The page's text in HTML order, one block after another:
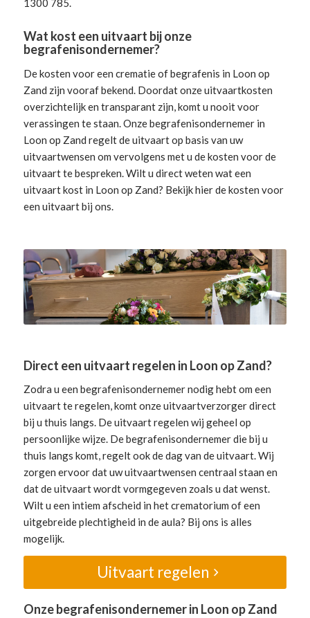
1300 785.
Wat kost een uitvaart bij onze
begrafenisondernemer?
De kosten voor een crematie of begrafenis in Loon op
Zand zijn vooraf bekend. Doordat onze uitvaartkosten
overzichtelijk en transparant zijn, komt u nooit voor
verassingen te staan. Onze begrafenisondernemer in
Loon op Zand regelt de uitvaartop basis van uw
uitvaartwensen om vervolgens met u de kosten voor de
uitvaart te bespreken. Wilt u direct weten wat een
uitvaart kost in Loon op Zand? Bekijk hier dekosten voor
een uitvaartbij ons.
Direct een uitvaart regelen in Loon op Zand?
Zodra u een begrafenisondernemer nodig hebt om een
uitvaart te regelen, komt onze uitvaartverzorger direct
bij u thuis langs. De uitvaart regelen wij geheel op
persoonlijke wijze. De begrafenisondernemer die bij u
thuis langs komt, regelt ook de dag van de uitvaart. Wij
zorgen ervoor dat uw uitvaartwensen centraal staan en
dat de uitvaart wordt vormgegeven zoals u dat wenst.
Wilt u een intiem afscheid in het crematorium of een
uitgebreide plechtigheid in de aula? Bij ons is alles
mogelijk.
Uitvaart regelen
Onze begrafenisondernemer in Loon op Zand